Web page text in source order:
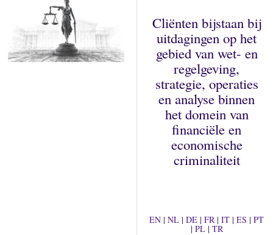
Cliënten bijstaan bij
uitdagingen op het
gebied van wet- en
regelgeving,
strategie, operaties
en analyse binnen
het domein van
financiële en
economische
criminaliteit
EN |NL |DE |FR |IT |ES |PT
| PL| TR